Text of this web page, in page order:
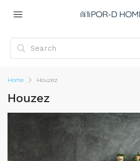
Home Houzez
Houzez